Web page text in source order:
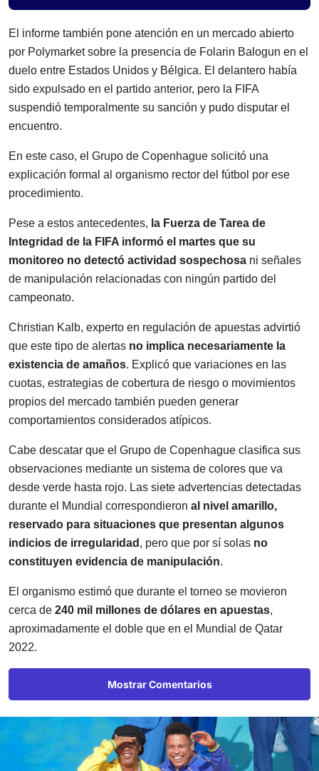
El informe también pone atención en un mercado abierto
por Polymarket sobre la presencia de Folarin Balogun en el
duelo entre Estados Unidos y Bélgica. El delantero había
sido expulsado en el partido anterior, pero la FIFA
suspendió temporalmente su sanción y pudo disputar el
encuentro.
En este caso, el Grupo de Copenhague solicitó una
explicación formal al organismo rector del fútbol por ese
procedimiento.
Pese a estos antecedentes, la Fuerza de Tarea de
Integridad de la FIFA informó el martes que su
monitoreo no detectó actividad sospechosa ni señales
de manipulación relacionadas con ningún partido del
campeonato.
Christian Kalb, experto en regulación de apuestas advirtió
que este tipo de alertas no implica necesariamente la
existencia de amaños. Explicó que variaciones en las
cuotas, estrategias de cobertura de riesgo o movimientos
propios del mercado también pueden generar
comportamientos considerados atípicos.
Cabe descatar que el Grupo de Copenhague clasifica sus
observaciones mediante un sistema de colores que va
desde verde hasta rojo. Las siete advertencias detectadas
durante el Mundial correspondieron al nivel amarillo,
reservado para situaciones que presentan algunos
indicios de irregularidad , pero que por sí solas no
constituyen evidencia de manipulación.
El organismo estimó que durante el torneo se movieron
cerca de 240 mil millones de dólares en apuestas,
aproximadamente el doble que en el Mundial de Qatar
2022.
Mostrar Comentarios